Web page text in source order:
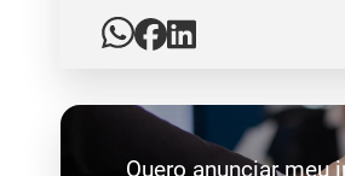
Quero anunciar meu